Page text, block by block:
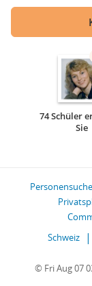
74 Schüler
Sie
Personensuche
Schweiz
© Fri Aug 07